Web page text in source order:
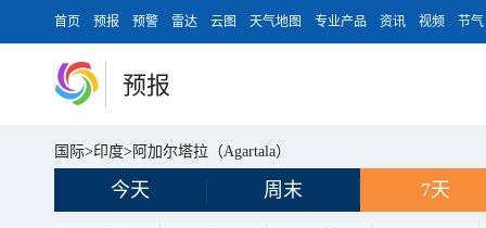
首页 预报 预警 雷达 云图 天气地图 专业产品 资讯 视频 节气
预报
国际>印度> 阿加尔塔拉（Agartala）
今天 周末 7天